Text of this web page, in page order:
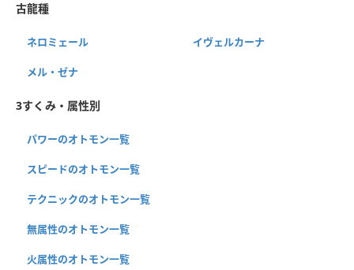
古龍種
ネロミェール イヴェルカーナ
メル・ゼナ
3すくみ・属性別
パワーのオトモン一覧
スピードのオトモン一覧
テクニックのオトモン一覧
無属性のオトモン一覧
火属性のオトモン一覧